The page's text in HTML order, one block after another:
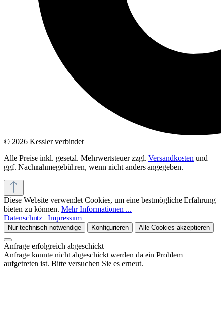
© 2026 Kessler verbindet
Alle Preise inkl. gesetzl. Mehrwertsteuer zzgl. Versandkosten und
ggf. Nachnahmegebühren, wenn nicht anders angegeben.
Diese Website verwendet Cookies, um eine bestmögliche Erfahrung
bieten zu können. Mehr Informationen ...
Datenschutz | Impressum
Nur technisch notwendige Konfigurieren Alle Cookies akzeptieren
Anfrage erfolgreich abgeschickt
Anfrage konnte nicht abgeschickt werden da ein Problem
aufgetreten ist. Bitte versuchen Sie es erneut.